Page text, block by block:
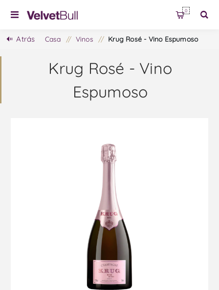
0
Atrás Casa / Vinos / Krug Rosé - Vino Espumoso
Krug Rosé - Vino
Espumoso